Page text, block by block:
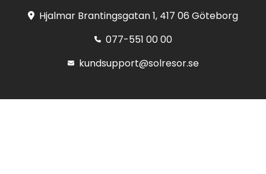
Hjalmar Brantingsgatan 1, 417 06 Göteborg
077-551 00 00
kundsupport@solresor.se